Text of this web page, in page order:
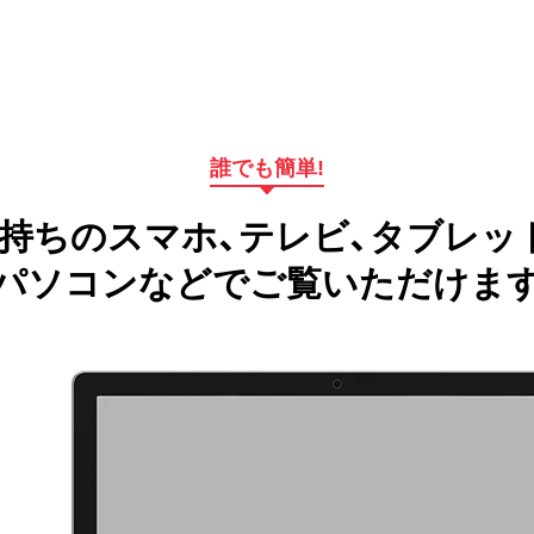
誰でも簡単!
ちのスマホ、テレビ、タブレッ
ソコンなどでご覧いただけま